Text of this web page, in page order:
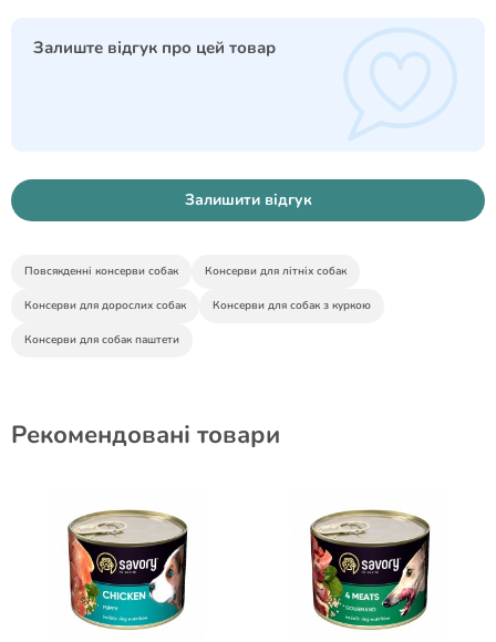
Залиште відгук про цей товар
Залишити відгук
Повсякденні консерви собак Консерви для літніх собак
Консерви для дорослих собак Консерви для собак з куркою
Консерви для собак паштети
Рекомендовані товари